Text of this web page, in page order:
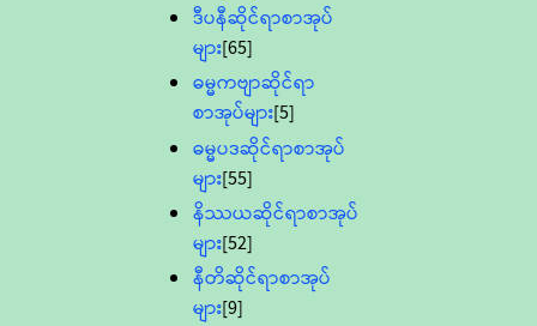
ဒီပနီဆိုင်ရာစာအုပ်
များ[65]
ဓမ္မကဗျာဆိုင်ရာ
စာအုပ်များ[5]
ဓမ္မပဒဆိုင်ရာစာအုပ်
များ[55]
နိဿယဆိုင်ရာစာအုပ်
များ[52]
နီတိဆိုင်ရာစာအုပ်
များ[9]